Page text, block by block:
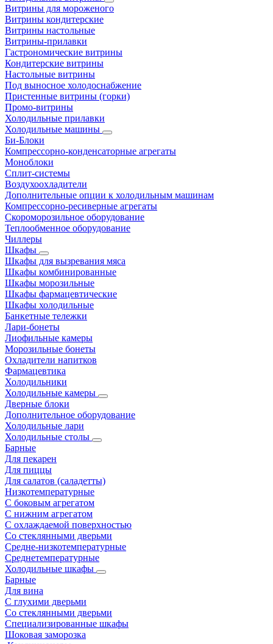
Витрины для мороженого
Витрины кондитерские
Витрины настольные
Витрины-прилавки
Гастрономические витрины
Кондитерские витрины
Настольные витрины
Под выносное холодоснабжение
Пристенные витрины (горки)
Промо-витрины
Холодильные прилавки
Холодильные машины
Би-Блоки
Компрессорно-конденсаторные агрегаты
Моноблоки
Сплит-системы
Воздухоохладители
Дополнительные опции к холодильным машинам
Компрессорно-ресиверные агрегаты
Скороморозильное оборудование
Теплообменное оборудование
Чиллеры
Шкафы
Шкафы для вызревания мяса
Шкафы комбинированные
Шкафы морозильные
Шкафы фармацевтические
Шкафы холодильные
Банкетные тележки
Лари-бонеты
Лиофильные камеры
Морозильные бонеты
Охладители напитков
Фармацевтика
Холодильники
Холодильные камеры
Дверные блоки
Дополнительное оборудование
Холодильные лари
Холодильные столы
Барные
Для пекарен
Для пиццы
Для салатов (саладетты)
Низкотемпературные
С боковым агрегатом
С нижним агрегатом
С охлаждаемой поверхностью
Со стеклянными дверьми
Средне-низкотемпературные
Среднетемпературные
Холодильные шкафы
Барные
Для вина
С глухими дверьми
Со стеклянными дверьми
Специализированные шкафы
Шоковая заморозка